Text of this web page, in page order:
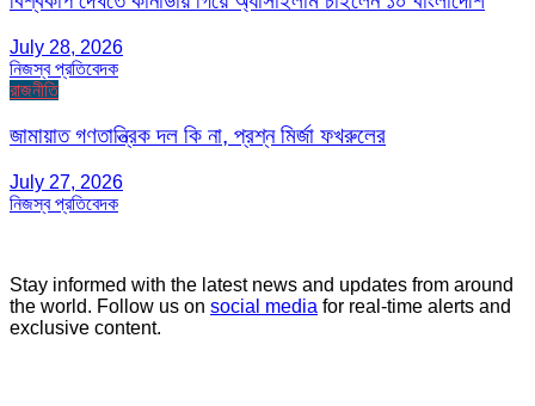
July 28, 2026
নিজস্ব প্রতিবেদক
রাজনীতি
জামায়াত গণতান্ত্রিক দল কি না, প্রশ্ন মির্জা ফখরুলের
July 27, 2026
নিজস্ব প্রতিবেদক
Stay informed with the latest news and updates from around
the world. Follow us on social media for real-time alerts and
exclusive content.